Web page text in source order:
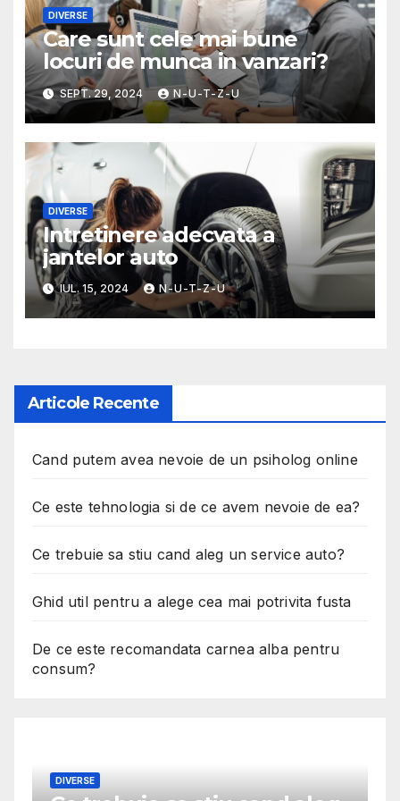
DIVERSE
Care sunt cele mai bune
locuri de munca in vanzari?
SEPT. 29, 2024 N-U-T-Z-U
DIVERSE
Intretinere adecvata a
jantelor auto
IUL. 15, 2024 N-U-T-Z-U
Articole Recente
Cand putem avea nevoie de un psiholog online
Ce este tehnologia si de ce avem nevoie de ea?
Ce trebuie sa stiu cand aleg un service auto?
Ghid util pentru a alege cea mai potrivita fusta
De ce este recomandata carnea alba pentru
consum?